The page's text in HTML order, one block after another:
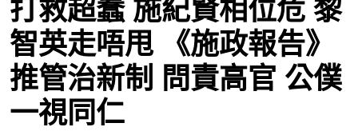
投票
視頻
打救超蠢 施紀賢相位危 黎
智英走唔甩 《施政報告》
推管治新制 問責高官 公僕
一視同仁